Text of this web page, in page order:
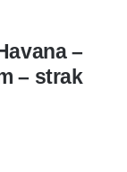
–
– strak